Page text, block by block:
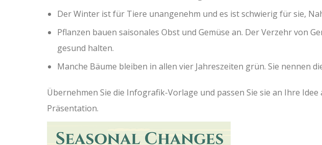
Der Winter ist für Tiere unangenehm und es ist schwierig für sie,
Pflanzen bauen saisonales Obst und Gemüse an. Der Verzehr von
gesund halten.
Manche Bäume bleiben in allen vier Jahreszeiten grün. Sie nennen
Übernehmen Sie die Infografik-Vorlage und passen Sie sie an Ihre
Präsentation.